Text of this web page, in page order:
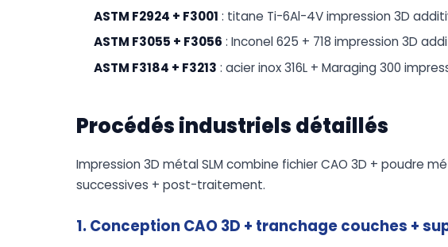
ASTM F2924 + F3001 : titane Ti-6Al-4V impression 3D
ASTM F3055 + F3056 : Inconel 625 + 718 impression 3D
ASTM F3184 + F3213 : acier inox 316L + Maraging 300
Procédés industriels détaillés
Impression 3D métal SLM combine fichier CAO 3D + poudre
successives + post-traitement.
1. Conception CAO 3D + tranchage couches +